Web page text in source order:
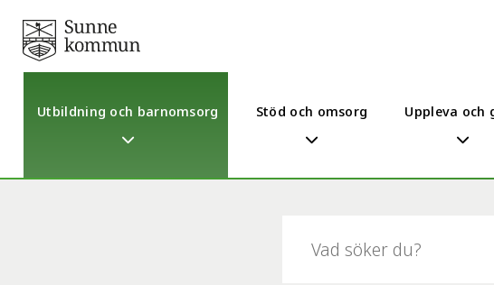
Utbildning och barnomsorg Stöd och omsorg Uppleva och